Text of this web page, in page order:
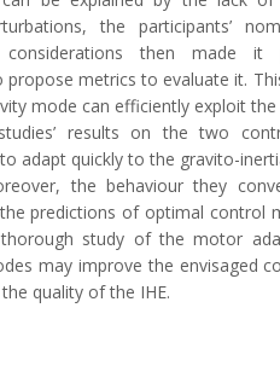
the participants’
considerations then made it
propose metrics to evaluate it.
mode can efficiently exploit
results on the two
adapt quickly to the gravito-
the behaviour they
predictions of optimal control
study of the motor
may improve the envisaged
quality of the IHE.